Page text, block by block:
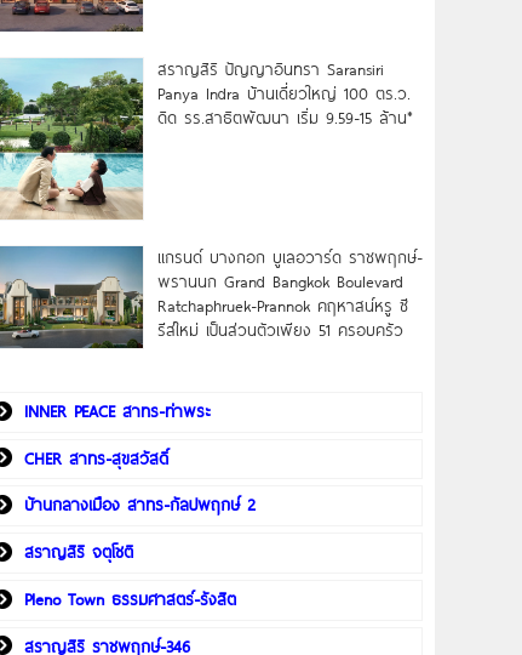
สราญสิริ ปัญญาอินทรา Saransiri
Panya Indra บ้านเดี่ยวใหญ่ 100 ตร.ว.
ดิด รร.สาธิตพัฒนา เริ่ม 9.59-15 ล้าน*
แกรนด์ บางกอก บูเลอวาร์ด ราชพฤกษ์-
พรานนก Grand Bangkok Boulevard
Ratchaphruek-Prannok คฤหาสน์หรู ซี
รีส์ใหม่ เป็นส่วนตัวเพียง 51 ครอบครัว
INNER PEACE สาทร-ท่าพระ
CHER สาทร-สุขสวัสดิ์
บ้านกลางเมือง สาทร-กัลปพฤกษ์ 2
สราญสิริ จตุโชติ
Pleno Town ธรรมศาสตร์-รังสิต
สราญสิริ ราชพฤกษ์-346